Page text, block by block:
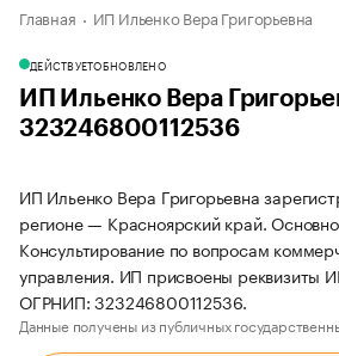
Главная ИП Ильенко Вера Григорьевна
ДЕЙСТВУЕТОБНОВЛЕНО
ИП Ильенко Вера
323246800112536
ИП Ильенко Вера Григорьевна
регионе — Красноярский край.
Консультирование по вопросам
управления. ИП присвоены реквизиты
ОГРНИП: 323246800112536.
Данные получены из публичных